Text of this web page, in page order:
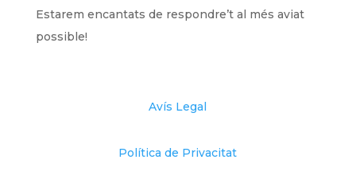
Estarem encantats de respondre’t al més aviat
possible!
Avís Legal
Política de Privacitat